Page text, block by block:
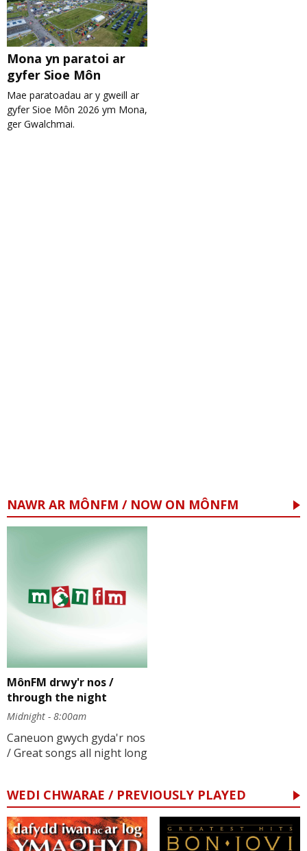
Mona yn paratoi ar
gyfer Sioe Môn
Mae paratoadau ar y gweill ar
gyfer Sioe Môn 2026 ym Mona,
ger Gwalchmai.
NAWR AR MÔNFM / NOW ON MÔNFM
MônFM drwy'r nos /
through the night
Midnight - 8:00am
Caneuon gwych gyda'r nos
/ Great songs all night long
WEDI CHWARAE / PREVIOUSLY PLAYED